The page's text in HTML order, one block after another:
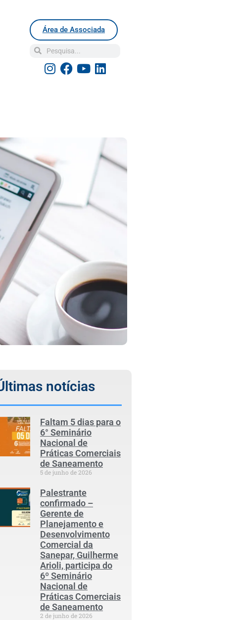
Área de Associada
notícias
Faltam 5 dias para o
6° Seminário
Nacional de
Práticas Comerciais
de Saneamento
5 de junho de 2026
Palestrante
confirmado –
Gerente de
Planejamento e
Desenvolvimento
Comercial da
Sanepar, Guilherme
Arioli, participa do
6º Seminário
Nacional de
Práticas Comerciais
de Saneamento
2 de junho de 2026